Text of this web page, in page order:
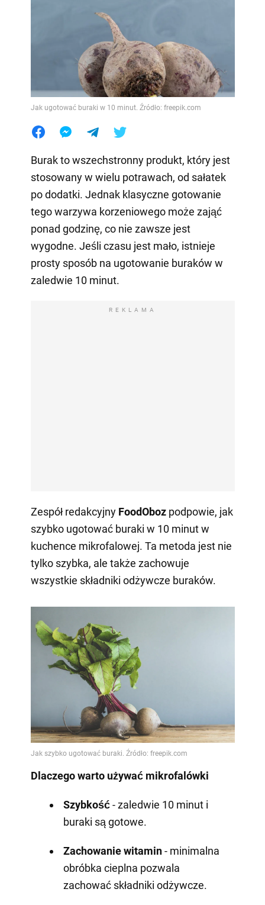
Jak ugotować buraki w 10 minut. Źródło: freepik.com
Burak to wszechstronny produkt, który jest
stosowany w wielu potrawach, od sałatek
po dodatki. Jednak klasyczne gotowanie
tego warzywa korzeniowego może zająć
ponad godzinę, co nie zawsze jest
wygodne. Jeśli czasu jest mało, istnieje
prosty sposób na ugotowanie buraków w
zaledwie 10 minut.
REKLAMA
Zespół redakcyjny FoodOboz podpowie, jak
szybko ugotować buraki w 10 minut w
kuchence mikrofalowej. Ta metoda jest nie
tylko szybka, ale także zachowuje
wszystkie składniki odżywcze buraków.
Dlaczego warto używać mikrofalówki
Szybkość- zaledwie 10 minut i
buraki są gotowe.
Zachowanie witamin- minimalna
obróbka cieplna pozwala
zachować składniki odżywcze.